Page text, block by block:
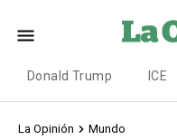
Donald Trump ICE
La Opinión Mundo